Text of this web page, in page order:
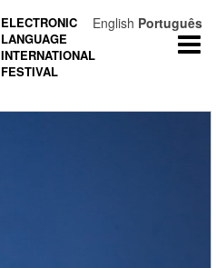
ELECTRONIC
LANGUAGE
INTERNATIONAL
FESTIVAL
English Português